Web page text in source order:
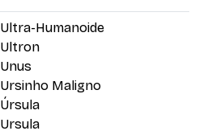
Ultra-Humanoide
Ultron
Unus
Ursinho Maligno
Úrsula
Ursula